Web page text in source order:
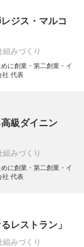
ジス・マルコ
組みづくり
に創業・第二創業・イ
社 代表
級ダイニン
組みづくり
に創業・第二創業・イ
社 代表
レストラン」
組みづくり